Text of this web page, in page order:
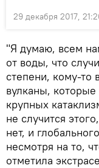
29 декабря 2017,
"Я думаю, всем
от воды, что
степени, кому-
вулканы,
крупных
не случится
нет, и
несмотря на то,
отметила